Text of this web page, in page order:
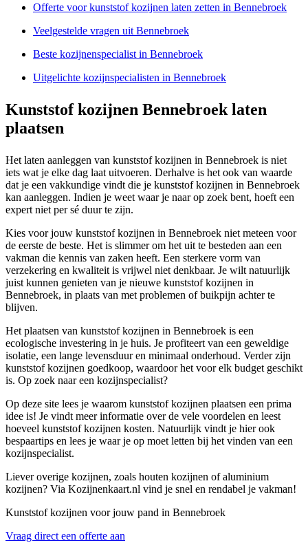
Offerte voor kunststof kozijnen laten zetten in Bennebroek
Veelgestelde vragen uit Bennebroek
Beste kozijnenspecialist in Bennebroek
Uitgelichte kozijnspecialisten in Bennebroek
Kunststof kozijnen Bennebroek laten
plaatsen
Het laten aanleggen van kunststof kozijnen in Bennebroek is niet
iets wat je elke dag laat uitvoeren. Derhalve is het ook van waarde
dat je een vakkundige vindt die je kunststof kozijnen in Bennebroek
kan aanleggen. Indien je weet waar je naar op zoek bent, hoeft een
expert niet per sé duur te zijn.
Kies voor jouw kunststof kozijnen in Bennebroek niet meteen voor
de eerste de beste. Het is slimmer om het uit te besteden aan een
vakman die kennis van zaken heeft. Een sterkere vorm van
verzekering en kwaliteit is vrijwel niet denkbaar. Je wilt natuurlijk
juist kunnen genieten van je nieuwe kunststof kozijnen in
Bennebroek, in plaats van met problemen of buikpijn achter te
blijven.
Het plaatsen van kunststof kozijnen in Bennebroek is een
ecologische investering in je huis. Je profiteert van een geweldige
isolatie, een lange levensduur en minimaal onderhoud. Verder zijn
kunststof kozijnen goedkoop, waardoor het voor elk budget geschikt
is. Op zoek naar een kozijnspecialist?
Op deze site lees je waarom kunststof kozijnen plaatsen een prima
idee is! Je vindt meer informatie over de vele voordelen en leest
hoeveel kunststof kozijnen kosten. Natuurlijk vindt je hier ook
bespaartips en lees je waar je op moet letten bij het vinden van een
kozijnspecialist.
Liever overige kozijnen, zoals houten kozijnen of aluminium
kozijnen? Via Kozijnenkaart.nl vind je snel en rendabel je vakman!
Kunststof kozijnen voor jouw pand in Bennebroek
Vraag direct een offerte aan